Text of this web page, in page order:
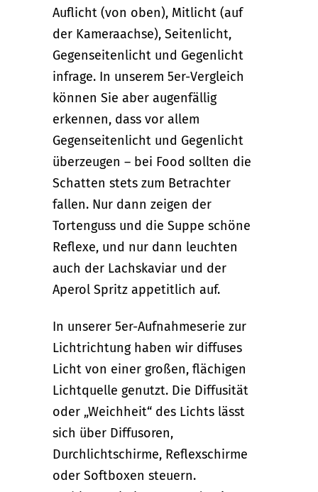
Auflicht (von oben), Mitlicht (auf
der Kameraachse), Seitenlicht,
Gegenseitenlicht und Gegenlicht
infrage. In unserem 5er-Vergleich
können Sie aber augenfällig
erkennen, dass vor allem
Gegenseitenlicht und Gegenlicht
überzeugen – bei Food sollten die
Schatten stets zum Betrachter
fallen. Nur dann zeigen der
Tortenguss und die Suppe schöne
Reflexe, und nur dann leuchten
auch der Lachskaviar und der
Aperol Spritz appetitlich auf.
In unserer 5er-Aufnahmeserie zur
Lichtrichtung haben wir diffuses
Licht von einer großen, flächigen
Lichtquelle genutzt. Die Diffusität
oder „Weichheit“ des Lichts lässt
sich über Diffusoren,
Durchlichtschirme, Reflexschirme
oder Softboxen steuern.